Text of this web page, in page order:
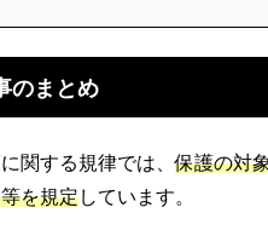
のまとめ
関する規律では、保護の対
を規定しています。